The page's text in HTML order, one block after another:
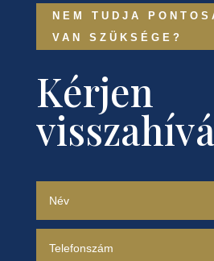
NEM TUDJA
VAN SZÜKSÉGE?
Kérjen